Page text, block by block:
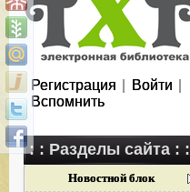
Регистрация Войти
Вспомнить
: : Разделы сайта : :
Новостной блок